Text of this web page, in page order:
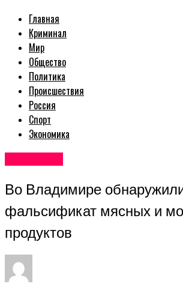
Главная
Криминал
Мир
Общество
Политика
Происшествия
Россия
Спорт
Экономика
Во Владимире
фальсификат мясных и
продуктов